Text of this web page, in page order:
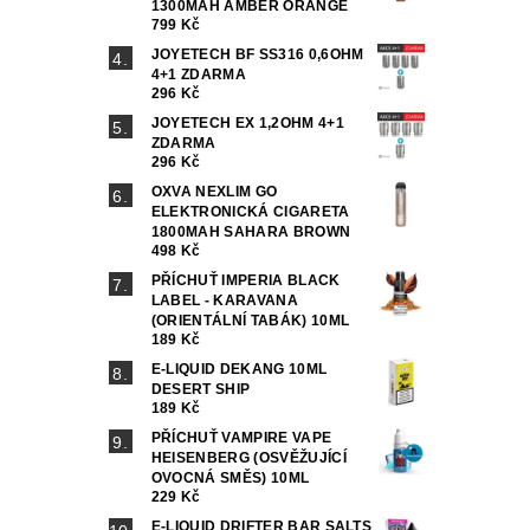
1300MAH AMBER ORANGE
799 Kč
JOYETECH BF SS316 0,6OHM
4+1 ZDARMA
296 Kč
JOYETECH EX 1,2OHM 4+1
ZDARMA
296 Kč
OXVA NEXLIM GO
ELEKTRONICKÁ CIGARETA
1800MAH SAHARA BROWN
498 Kč
PŘÍCHUŤ IMPERIA BLACK
LABEL - KARAVANA
(ORIENTÁLNÍ TABÁK) 10ML
189 Kč
E-LIQUID DEKANG 10ML
DESERT SHIP
189 Kč
PŘÍCHUŤ VAMPIRE VAPE
HEISENBERG (OSVĚŽUJÍCÍ
OVOCNÁ SMĚS) 10ML
229 Kč
E-LIQUID DRIFTER BAR SALTS